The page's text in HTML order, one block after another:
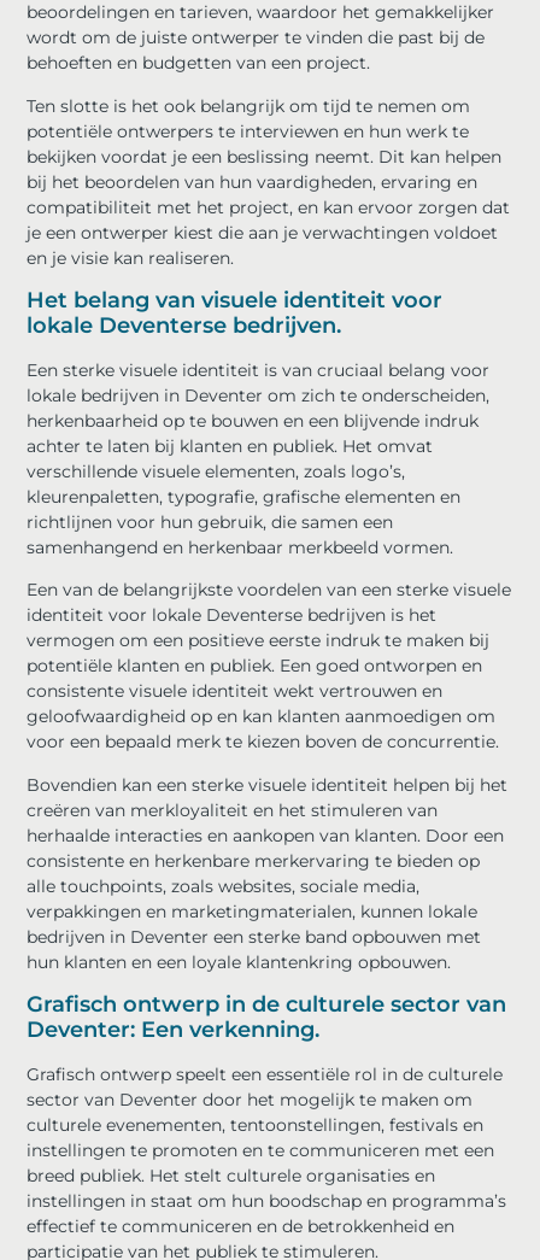
beoordelingen en tarieven, waardoor het gemakkelijker
wordt om de juiste ontwerper te vinden die past bij de
behoeften en budgetten van een project.
Ten slotte is het ook belangrijk om tijd te nemen om
potentiële ontwerpers te interviewen en hun werk te
bekijken voordat je een beslissing neemt. Dit kan helpen
bij het beoordelen van hun vaardigheden, ervaring en
compatibiliteit met het project, en kan ervoor zorgen dat
je een ontwerper kiest die aan je verwachtingen voldoet
en je visie kan realiseren.
Het belang van visuele identiteit voor
lokale Deventerse bedrijven.
Een sterke visuele identiteit is van cruciaal belang voor
lokale bedrijven in Deventer om zich te onderscheiden,
herkenbaarheid op te bouwen en een blijvende indruk
achter te laten bij klanten en publiek. Het omvat
verschillende visuele elementen, zoals logo’s,
kleurenpaletten, typografie, grafische elementen en
richtlijnen voor hun gebruik, die samen een
samenhangend en herkenbaar merkbeeld vormen.
Een van de belangrijkste voordelen van een sterke visuele
identiteit voor lokale Deventerse bedrijven is het
vermogen om een ​​positieve eerste indruk te maken bij
potentiële klanten en publiek. Een goed ontworpen en
consistente visuele identiteit wekt vertrouwen en
geloofwaardigheid op en kan klanten aanmoedigen om
voor een bepaald merk te kiezen boven de concurrentie.
Bovendien kan een sterke visuele identiteit helpen bij het
creëren van merkloyaliteit en het stimuleren van
herhaalde interacties en aankopen van klanten. Door een
consistente en herkenbare merkervaring te bieden op
alle touchpoints, zoals websites, sociale media,
verpakkingen en marketingmaterialen, kunnen lokale
bedrijven in Deventer een ​​sterke band opbouwen met
hun klanten en een loyale klantenkring opbouwen.
Grafisch ontwerp in de culturele sector van
Deventer: Een verkenning.
Grafisch ontwerp speelt een essentiële rol in de culturele
sector van Deventer door het mogelijk te maken om
culturele evenementen, tentoonstellingen, festivals en
instellingen te promoten en te communiceren met een
breed publiek. Het stelt culturele organisaties en
instellingen in staat om hun boodschap en programma’s
effectief te communiceren en de betrokkenheid en
participatie van het publiek te stimuleren.